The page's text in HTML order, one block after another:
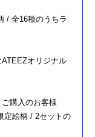
/ 全16種のうちラ
オリジナル
購入のお客様
定絵柄 / 2セットの